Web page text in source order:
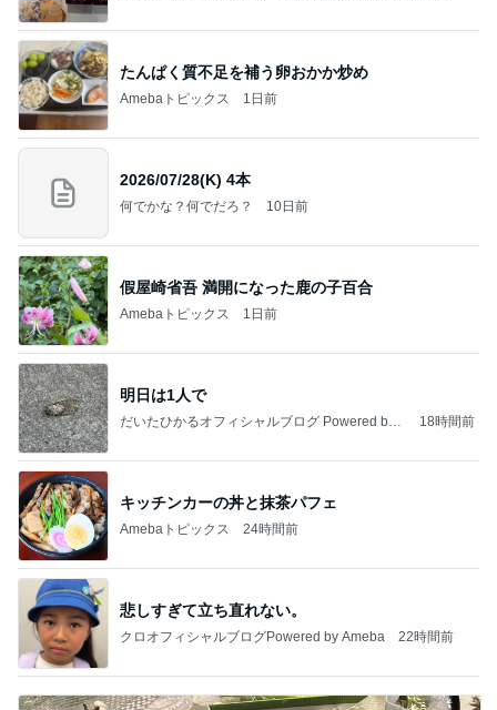
たんぱく質不足を補う卵おかか炒め
Amebaトピックス 1日前
2026/07/28(K) 4本
何でかな？何でだろ？ 10日前
假屋崎省吾 満開になった鹿の子百合
Amebaトピックス 1日前
明日は1人で
だいたひかるオフィシャルブログ Powered by
18時間前
キッチンカーの丼と抹茶パフェ
Amebaトピックス 24時間前
悲しすぎて立ち直れない。
クロオフィシャルブログPowered by Ameba 22時間前